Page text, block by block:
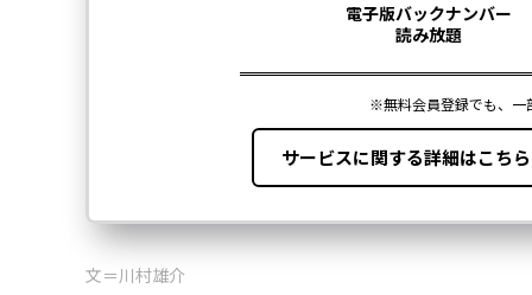
文＝川村雄介